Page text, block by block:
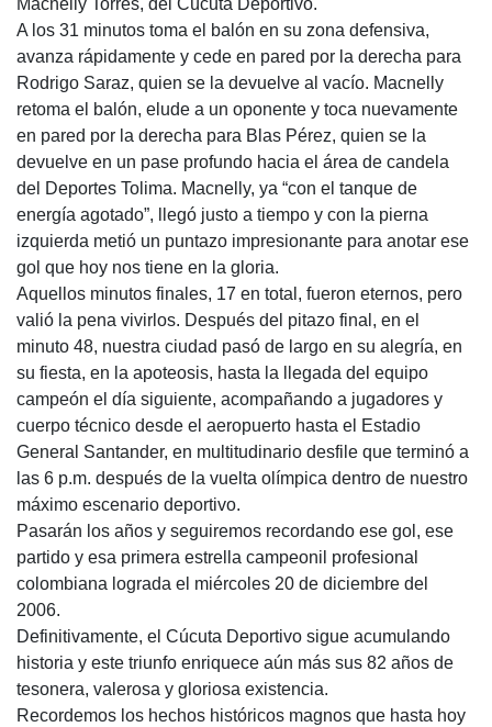
Macnelly Torres, del Cúcuta Deportivo.
A los 31 minutos toma el balón en su zona defensiva,
avanza rápidamente y cede en pared por la derecha para
Rodrigo Saraz, quien se la devuelve al vacío. Macnelly
retoma el balón, elude a un oponente y toca nuevamente
en pared por la derecha para Blas Pérez, quien se la
devuelve en un pase profundo hacia el área de candela
del Deportes Tolima. Macnelly, ya “con el tanque de
energía agotado”, llegó justo a tiempo y con la pierna
izquierda metió un puntazo impresionante para anotar ese
gol que hoy nos tiene en la gloria.
Aquellos minutos finales, 17 en total, fueron eternos, pero
valió la pena vivirlos. Después del pitazo final, en el
minuto 48, nuestra ciudad pasó de largo en su alegría, en
su fiesta, en la apoteosis, hasta la llegada del equipo
campeón el día siguiente, acompañando a jugadores y
cuerpo técnico desde el aeropuerto hasta el Estadio
General Santander, en multitudinario desfile que terminó a
las 6 p.m. después de la vuelta olímpica dentro de nuestro
máximo escenario deportivo.
Pasarán los años y seguiremos recordando ese gol, ese
partido y esa primera estrella campeonil profesional
colombiana lograda el miércoles 20 de diciembre del
2006.
Definitivamente, el Cúcuta Deportivo sigue acumulando
historia y este triunfo enriquece aún más sus 82 años de
tesonera, valerosa y gloriosa existencia.
Recordemos los hechos históricos magnos que hasta hoy